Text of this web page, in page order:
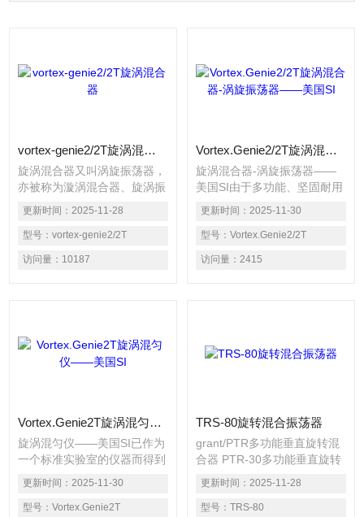
vortex-genie2/2T旋涡混合器
旋涡混合器又叫涡旋振荡器，
亦被称为漩涡混合器、旋涡振
荡器或涡旋仪美国Scientific
Industries公司出产的Vortex-
Genie 2/2T多功能，由于多功
能、坚固耐用和性能可靠等优
点，已被作为一个标准实验室
更新时间： 2025-11-28
型号： vortex-genie2/2T
访问量： 10187
Vortex.Genie2/2T旋涡混合器-涡旋振荡器——美国SI
旋涡混合器-涡旋振荡器——
美国SI由于多功能、坚固耐用
和性能可靠等优点，已被作为
一个标准实验室的仪器而得到
的使用。
更新时间： 2025-11-30
型号： Vortex.Genie2/2T
访问量： 2415
Vortex.Genie2T旋涡混匀仪——美国SI
旋涡混匀仪——美国SI已作为
一个标准实验室的仪器而得到
的使用，革冉专业提供漩涡混
合器、、涡旋振荡仪、旋涡振
荡器、漩涡振荡仪、旋涡混匀
更新时间： 2025-11-30
型号： Vortex.Genie2T
TRS-80旋转混合振荡器
grant/PTR多功能垂直旋转混
合器 PTR-30多功能垂直旋转
混合器 PTR-60多功能垂直旋
转混合器 grant垂直旋转混合
器
更新时间： 2025-11-28
型号： TRS-80